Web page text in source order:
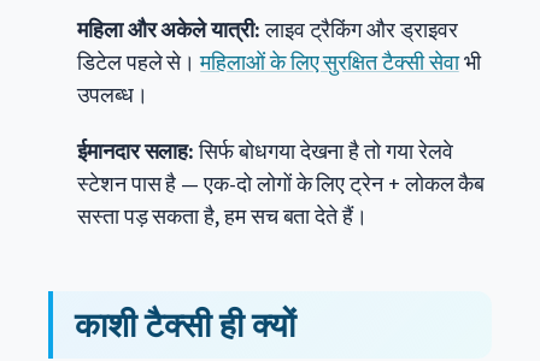
महिला और अकेले यात्री:लाइव ट्रैकिंग और ड्राइवर
डिटेल पहले से।महिलाओं के लिए सुरक्षित टैक्सी सेवाभी
उपलब्ध।
ईमानदार सलाह:सिर्फ बोधगया देखना है तो गया रेलवे
स्टेशन पास है — एक-दो लोगों के लिए ट्रेन + लोकल कैब
सस्ता पड़ सकता है, हम सच बता देते हैं।
काशी टैक्सी ही क्यों